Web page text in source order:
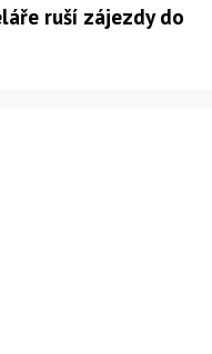
ruší zájezdy do